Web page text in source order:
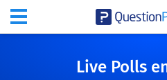
Live Polls